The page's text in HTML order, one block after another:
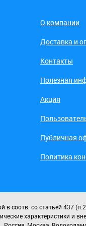
О компании
Доставка и
Контакты
Полезная
Акция
Публичная
Политика
соотв. со статьей 437
характеристики и